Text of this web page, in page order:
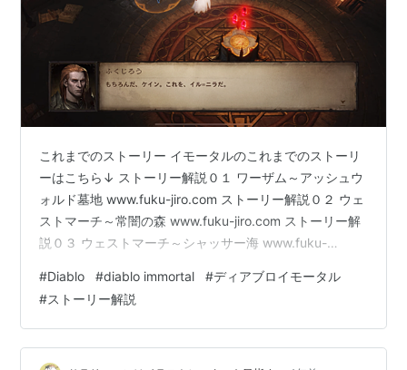
これまでのストーリー イモータルのこれまでのストーリ
ーはこちら↓ ストーリー解説０１ ワーザム～アッシュウ
ォルド墓地 www.fuku-jiro.com ストーリー解説０２ ウェ
ストマーチ～常闇の森 www.fuku-jiro.com ストーリー解
説０３ ウェストマーチ～シャッサー海 www.fuku-
www.fuku-jiro.com ストーリー解説０５ バイルフェン
www.fuku-jiro.com ディアブロをもっと知りたい方はこ
ちら↓ ディアブロの世界背景↓ www.fuku-jiro.com ディ
アブロ１～３のストーリー…
#Diablo #diablo immortal #ディアブロイモータル
#ストーリー解説